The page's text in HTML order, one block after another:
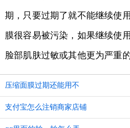
期，只要过期了就不能继续使
膜很容易被污染，如果继续使
脸部肌肤过敏或其他更为严重
压缩面膜过期还能用不
支付宝怎么注销商家店铺